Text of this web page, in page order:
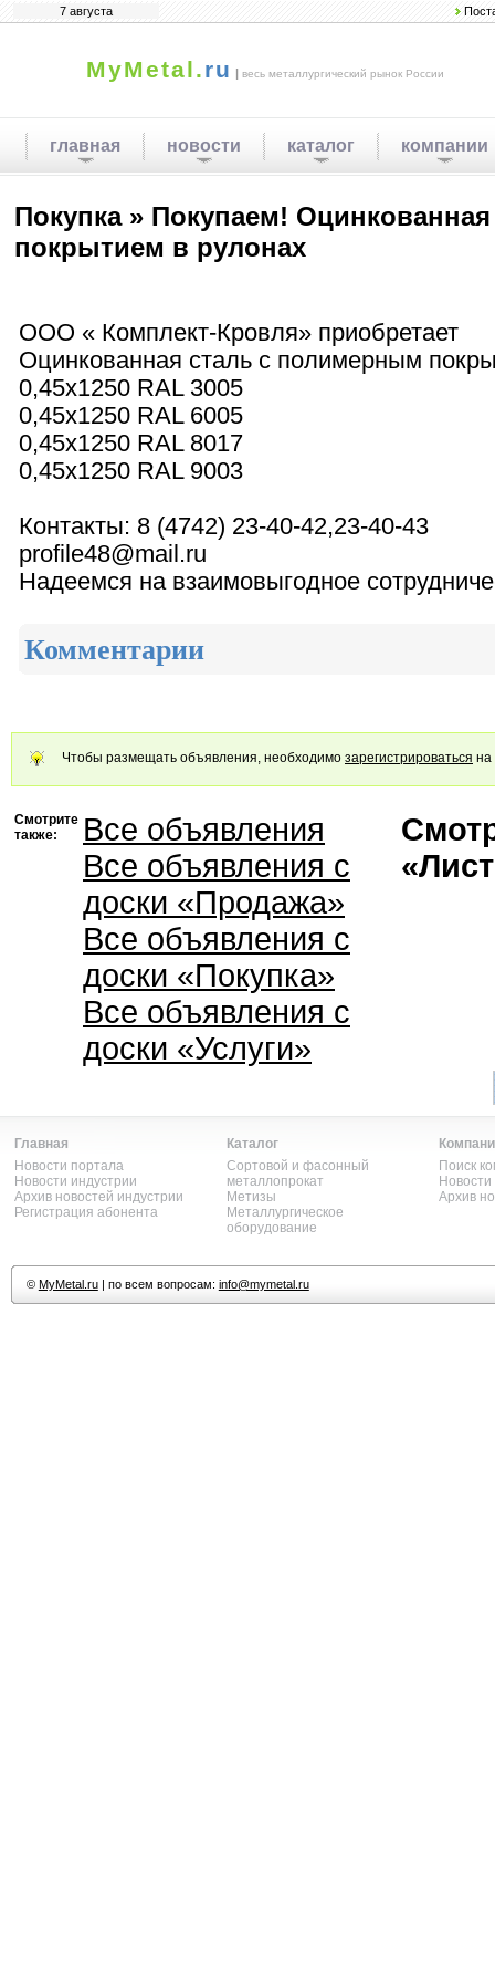
7 августа
MyMetal.ru | весь металлургический рынок России
главная новости каталог компании
Покупка » Покупаем!
покрытием в рулонах
ООО « Комплект-Кровля» приобретает
Оцинкованная сталь c полимерным
0,45х1250 RAL 3005
0,45х1250 RAL 6005
0,45х1250 RAL 8017
0,45х1250 RAL 9003
Контакты: 8 (4742) 23-40-42,23-40-43
profile48@mail.ru
Надеемся на взаимовыгодное
Комментарии
Чтобы размещать объявления, необходимо зарегистрироваться на
Смотрите
также:
Все объявления
Все объявления с
доски «Продажа»
Все объявления с
доски «Покупка»
Все объявления с
доски «Услуги»
Главная
Новости портала
Новости индустрии
Архив новостей индустрии
Регистрация абонента
Каталог
Сортовой и фасонный
металлопрокат
Метизы
Металлургическое
оборудование
Поиск
Архив
© MyMetal.ru| по всем вопросам: info@mymetal.ru